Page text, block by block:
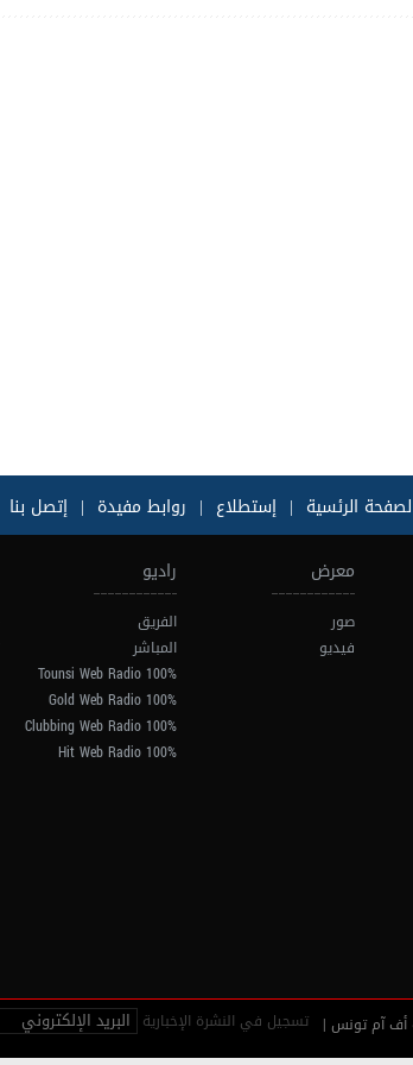
الرئسية | إستطلاع | روابط مفيدة | إتصل بنا
معرض
صور
فيديو
راديو
الفريق
المباشر
100% Tounsi Web Radio
100% Gold Web Radio
100% Clubbing Web Radio
100% Hit Web Radio
تسجيل في النشرة الإخبارية